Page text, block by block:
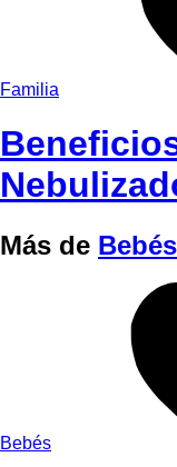
Familia
Más de Bebés
Bebés